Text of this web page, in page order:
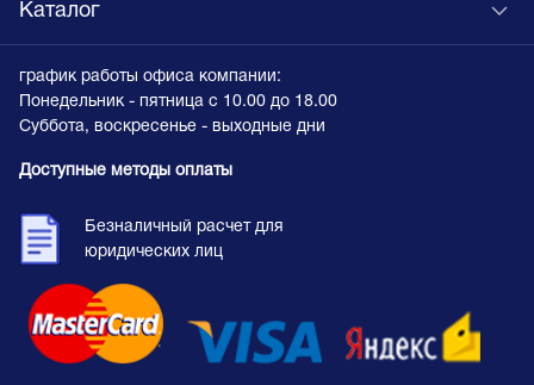
Каталог
график работы офиса компании:
Понедельник - пятница с 10.00 до 18.00
Суббота, воскресенье - выходные дни
Доступные методы оплаты
Безналичный расчет для
юридических лиц